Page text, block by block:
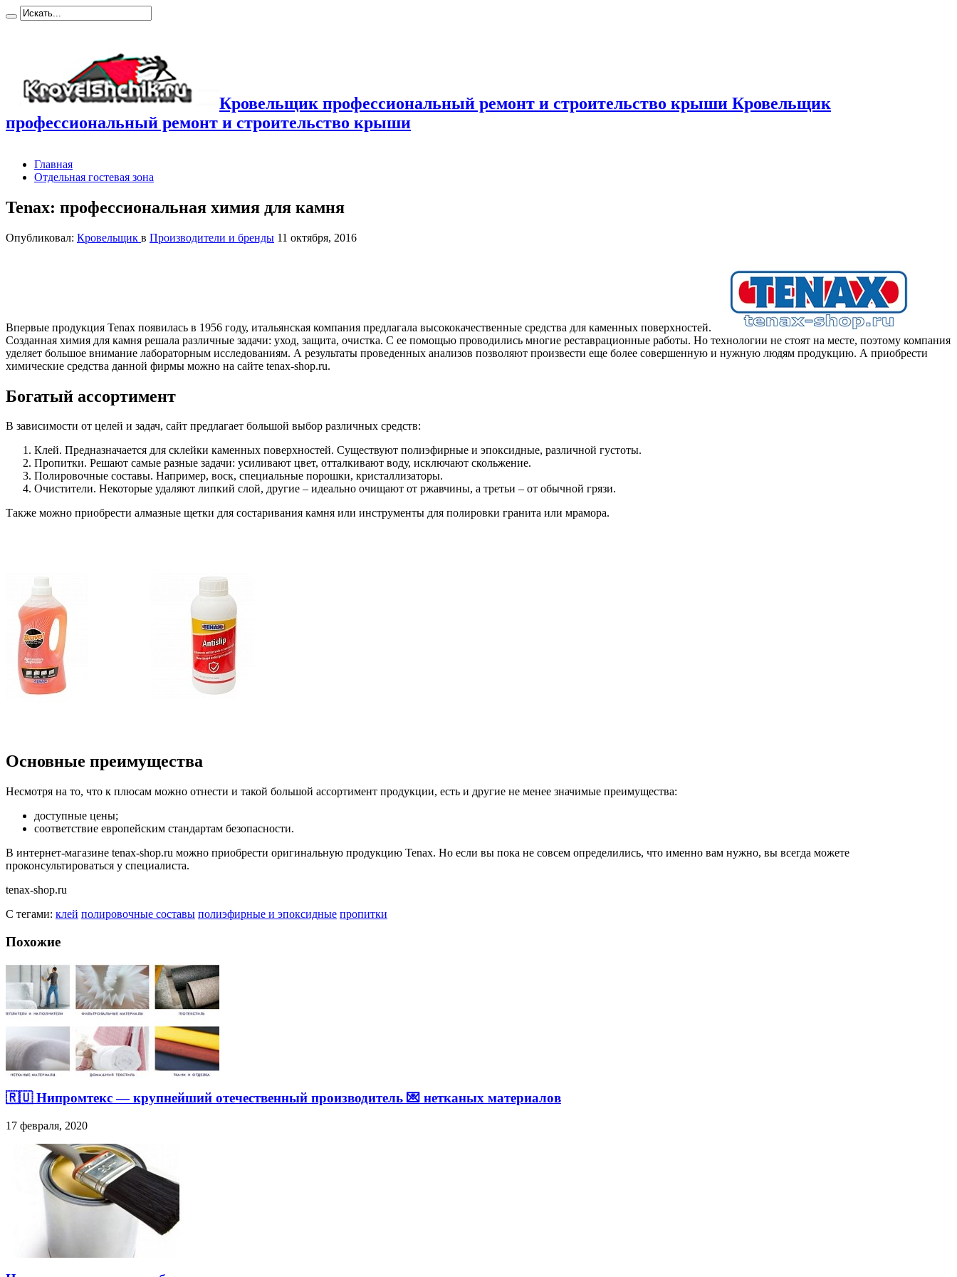
Кровельщик профессиональный ремонт и строительство крыши Кровельщик
профессиональный ремонт и строительство крыши
Главная
Отдельная гостевая зона
Tenax: профессиональная химия для камня
Опубликовал: Кровельщик в Производители и бренды 11 октября, 2016
Впервые продукция Tenax появилась в 1956 году, итальянская компания предлагала высококачественные средства для каменных поверхностей.
Созданная химия для камня решала различные задачи: уход, защита, очистка. С ее помощью проводились многие реставрационные работы. Но технологии не стоят на месте, поэтому компания
уделяет большое внимание лабораторным исследованиям. А результаты проведенных анализов позволяют произвести еще более совершенную и нужную людям продукцию. А приобрести
химические средства данной фирмы можно на сайте tenax-shop.ru.
Богатый ассортимент
В зависимости от целей и задач, сайт предлагает большой выбор различных средств:
Клей. Предназначается для склейки каменных поверхностей. Существуют полиэфирные и эпоксидные, различной густоты.
Пропитки. Решают самые разные задачи: усиливают цвет, отталкивают воду, исключают скольжение.
Полировочные составы. Например, воск, специальные порошки, кристаллизаторы.
Очистители. Некоторые удаляют липкий слой, другие – идеально очищают от ржавчины, а третьи – от обычной грязи.
Также можно приобрести алмазные щетки для состаривания камня или инструменты для полировки гранита или мрамора.
Основные преимущества
Несмотря на то, что к плюсам можно отнести и такой большой ассортимент продукции, есть и другие не менее значимые преимущества:
доступные цены;
соответствие европейским стандартам безопасности.
В интернет-магазине tenax-shop.ru можно приобрести оригинальную продукцию Tenax. Но если вы пока не совсем определились, что именно вам нужно, вы всегда можете
проконсультироваться у специалиста.
tenax-shop.ru
С тегами: клей полировочные составы полиэфирные и эпоксидные пропитки
Похожие
🇷🇺 Нипромтекс — крупнейший отечественный производитель 💌 нетканых материалов
17 февраля, 2020